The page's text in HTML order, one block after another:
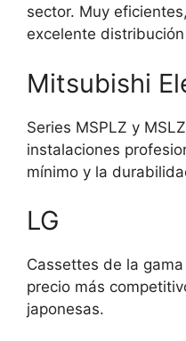
sector. Muy
excelente
Mitsubishi
Series MSPLZ y
instalaciones
mínimo y la
LG
Cassettes de la
precio más
japonesas.